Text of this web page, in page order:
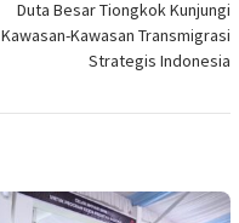
Duta Besar Tiongkok Kunjungi
Kawasan-Kawasan Transmigrasi
Strategis Indonesia